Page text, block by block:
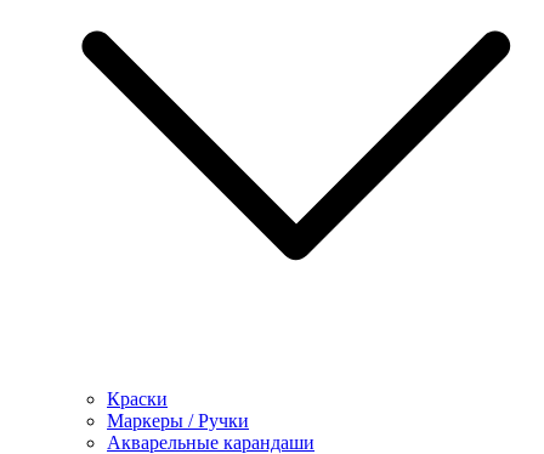
Краски
Маркеры / Ручки
Акварельные карандаши